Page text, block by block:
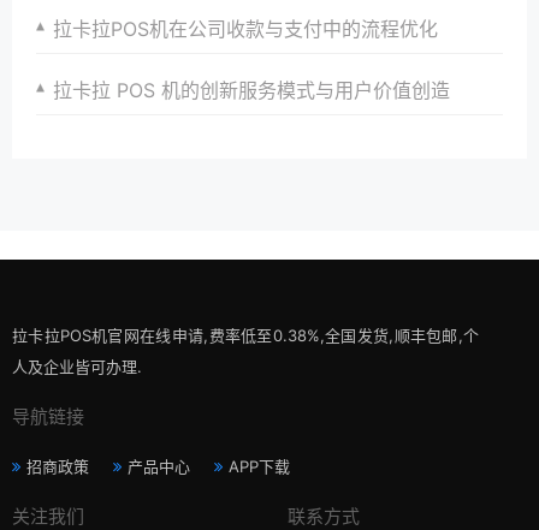
拉卡拉POS机在公司收款与支付中的流程优化
拉卡拉 POS 机的创新服务模式与用户价值创造
拉卡拉POS机官网在线申请,费率低至0.38%,全国发货,顺丰包邮,个
人及企业皆可办理.
导航链接
招商政策 产品中心 APP下载
关注我们 联系方式